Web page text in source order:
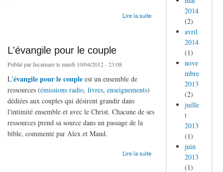
Lire la suite
L'évangile pour le couple
Publié parIncarnarele mardi 10/04/2012 - 23:08
L'évangile pour le couple est un ensemble de
ressources (émissions radio, livres, enseignements)
dédiées aux couples qui désirent grandir dans
l'intimité ensemble et avec le Christ. Chacune de ses
ressources prend sa source dans un passage de la
bible, commenté par Alex et Maud.
Lire la suite
2014
(2)
avril
2014
(1)
nove
mbre
2013
(2)
juille
t
2013
(1)
juin
2013
(1)